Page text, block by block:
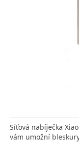
Síťová nabíječka
vám umožní